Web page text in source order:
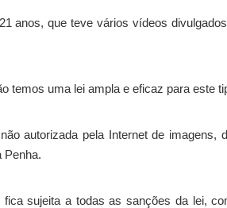
anos, que teve vários vídeos
temos uma lei ampla e eficaz para este
autorizada pela Internet de imagens,
Penha.
sujeita a todas as sanções da lei,